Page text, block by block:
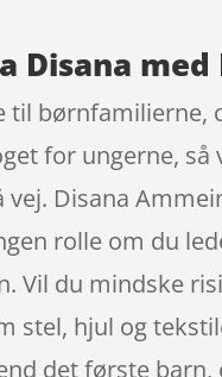
Disana med
børnfamilierne,
for ungerne, så
Disana
rolle om du
Vil du mindske
stel, hjul og
det første